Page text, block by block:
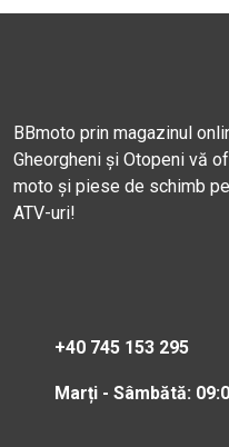
BBmoto prin magazinul
Gheorgheni și Otopeni vă
moto și piese de schimb
ATV-uri!
+40 745 153 295
Marți - Sâmbătă: